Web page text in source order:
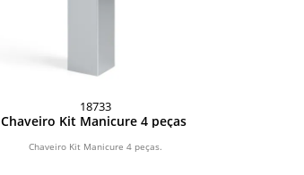
18733
Chaveiro Kit Manicure 4 peças
Chaveiro Kit Manicure 4 peças.